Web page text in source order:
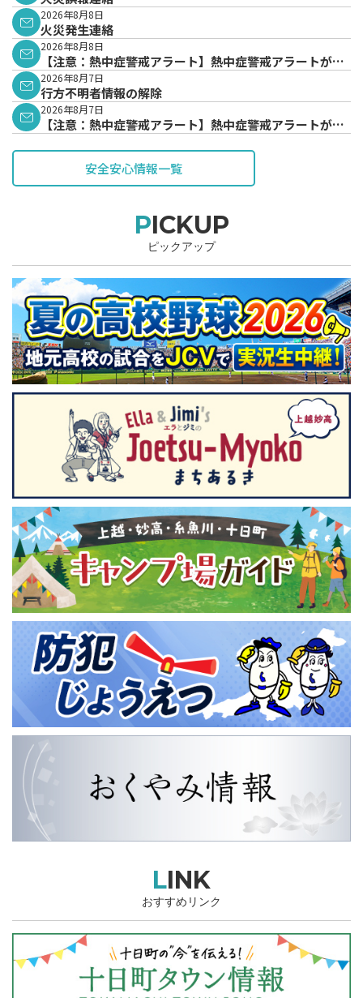
2026年8月8日
火災発生連絡
2026年8月8日
【注意：熱中症警戒アラート】熱中症警戒アラートが発
表されています。
2026年8月7日
行方不明者情報の解除
2026年8月7日
【注意：熱中症警戒アラート】熱中症警戒アラートが発
安全安心情報一覧
PICKUP
ピックアップ
LINK
おすすめリンク